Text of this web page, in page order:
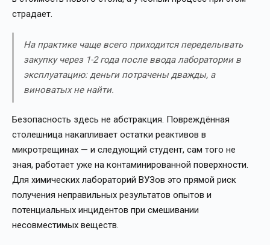
страдает.
На практике чаще всего приходится переделывать
закупку через 1-2 года после ввода лаборатории в
эксплуатацию: деньги потрачены дважды, а
виноватых не найти.
Безопасность здесь не абстракция. Повреждённая
столешница накапливает остатки реактивов в
микротрещинах — и следующий студент, сам того не
зная, работает уже на контаминированной поверхности.
Для химических лабораторий ВУЗов это прямой риск
получения неправильных результатов опытов и
потенциальных инцидентов при смешивании
несовместимых веществ.